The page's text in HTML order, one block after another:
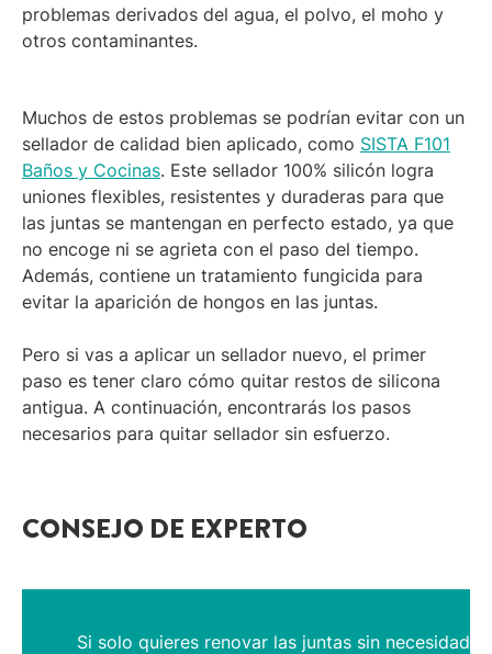
problemas derivados del agua, el polvo, el moho y
otros contaminantes.
Muchos de estos problemas se podrían evitar con un
sellador de calidad bien aplicado, como SISTA F101
Baños y Cocinas. Este sellador 100% silicón logra
uniones flexibles, resistentes y duraderas para que
las juntas se mantengan en perfecto estado, ya que
no encoge ni se agrieta con el paso del tiempo.
Además, contiene un tratamiento fungicida para
evitar la aparición de hongos en las juntas.
Pero si vas a aplicar un sellador nuevo, el primer
paso es tener claro cómo quitar restos de silicona
antigua. A continuación, encontrarás los pasos
necesarios para quitar sellador sin esfuerzo.
CONSEJO DE EXPERTO
Si solo quieres renovar las juntas sin necesidad